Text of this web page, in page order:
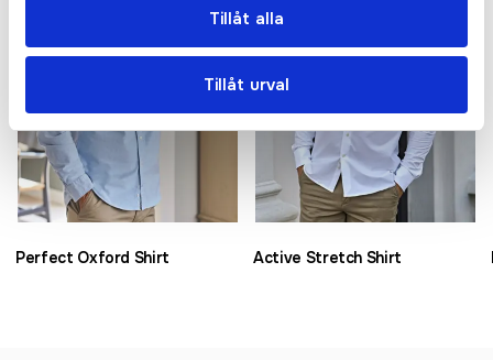
Tillåt alla
Tillåt urval
Perfect Oxford Shirt Active Stretch Shirt